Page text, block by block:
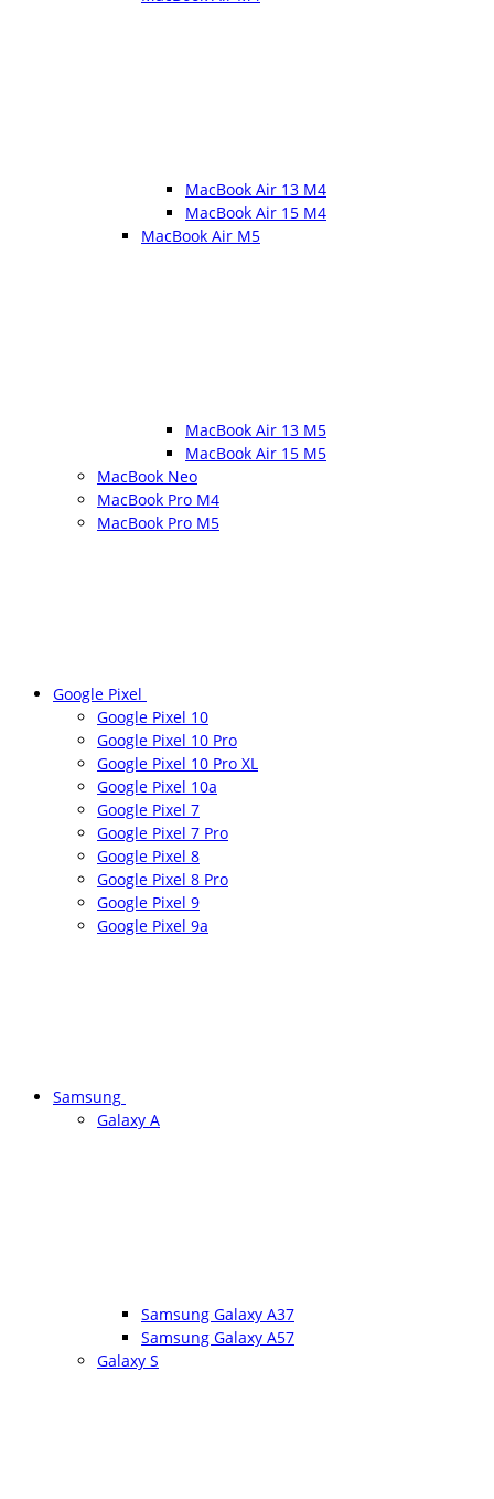
MacBook Air 13 M4
MacBook Air 15 M4
MacBook Air M5
MacBook Air 13 M5
MacBook Air 15 M5
MacBook Neo
MacBook Pro M4
MacBook Pro M5
Google Pixel
Google Pixel 10
Google Pixel 10 Pro
Google Pixel 10 Pro XL
Google Pixel 10a
Google Pixel 7
Google Pixel 7 Pro
Google Pixel 8
Google Pixel 8 Pro
Google Pixel 9
Google Pixel 9a
Samsung
Galaxy A
Samsung Galaxy A37
Samsung Galaxy A57
Galaxy S